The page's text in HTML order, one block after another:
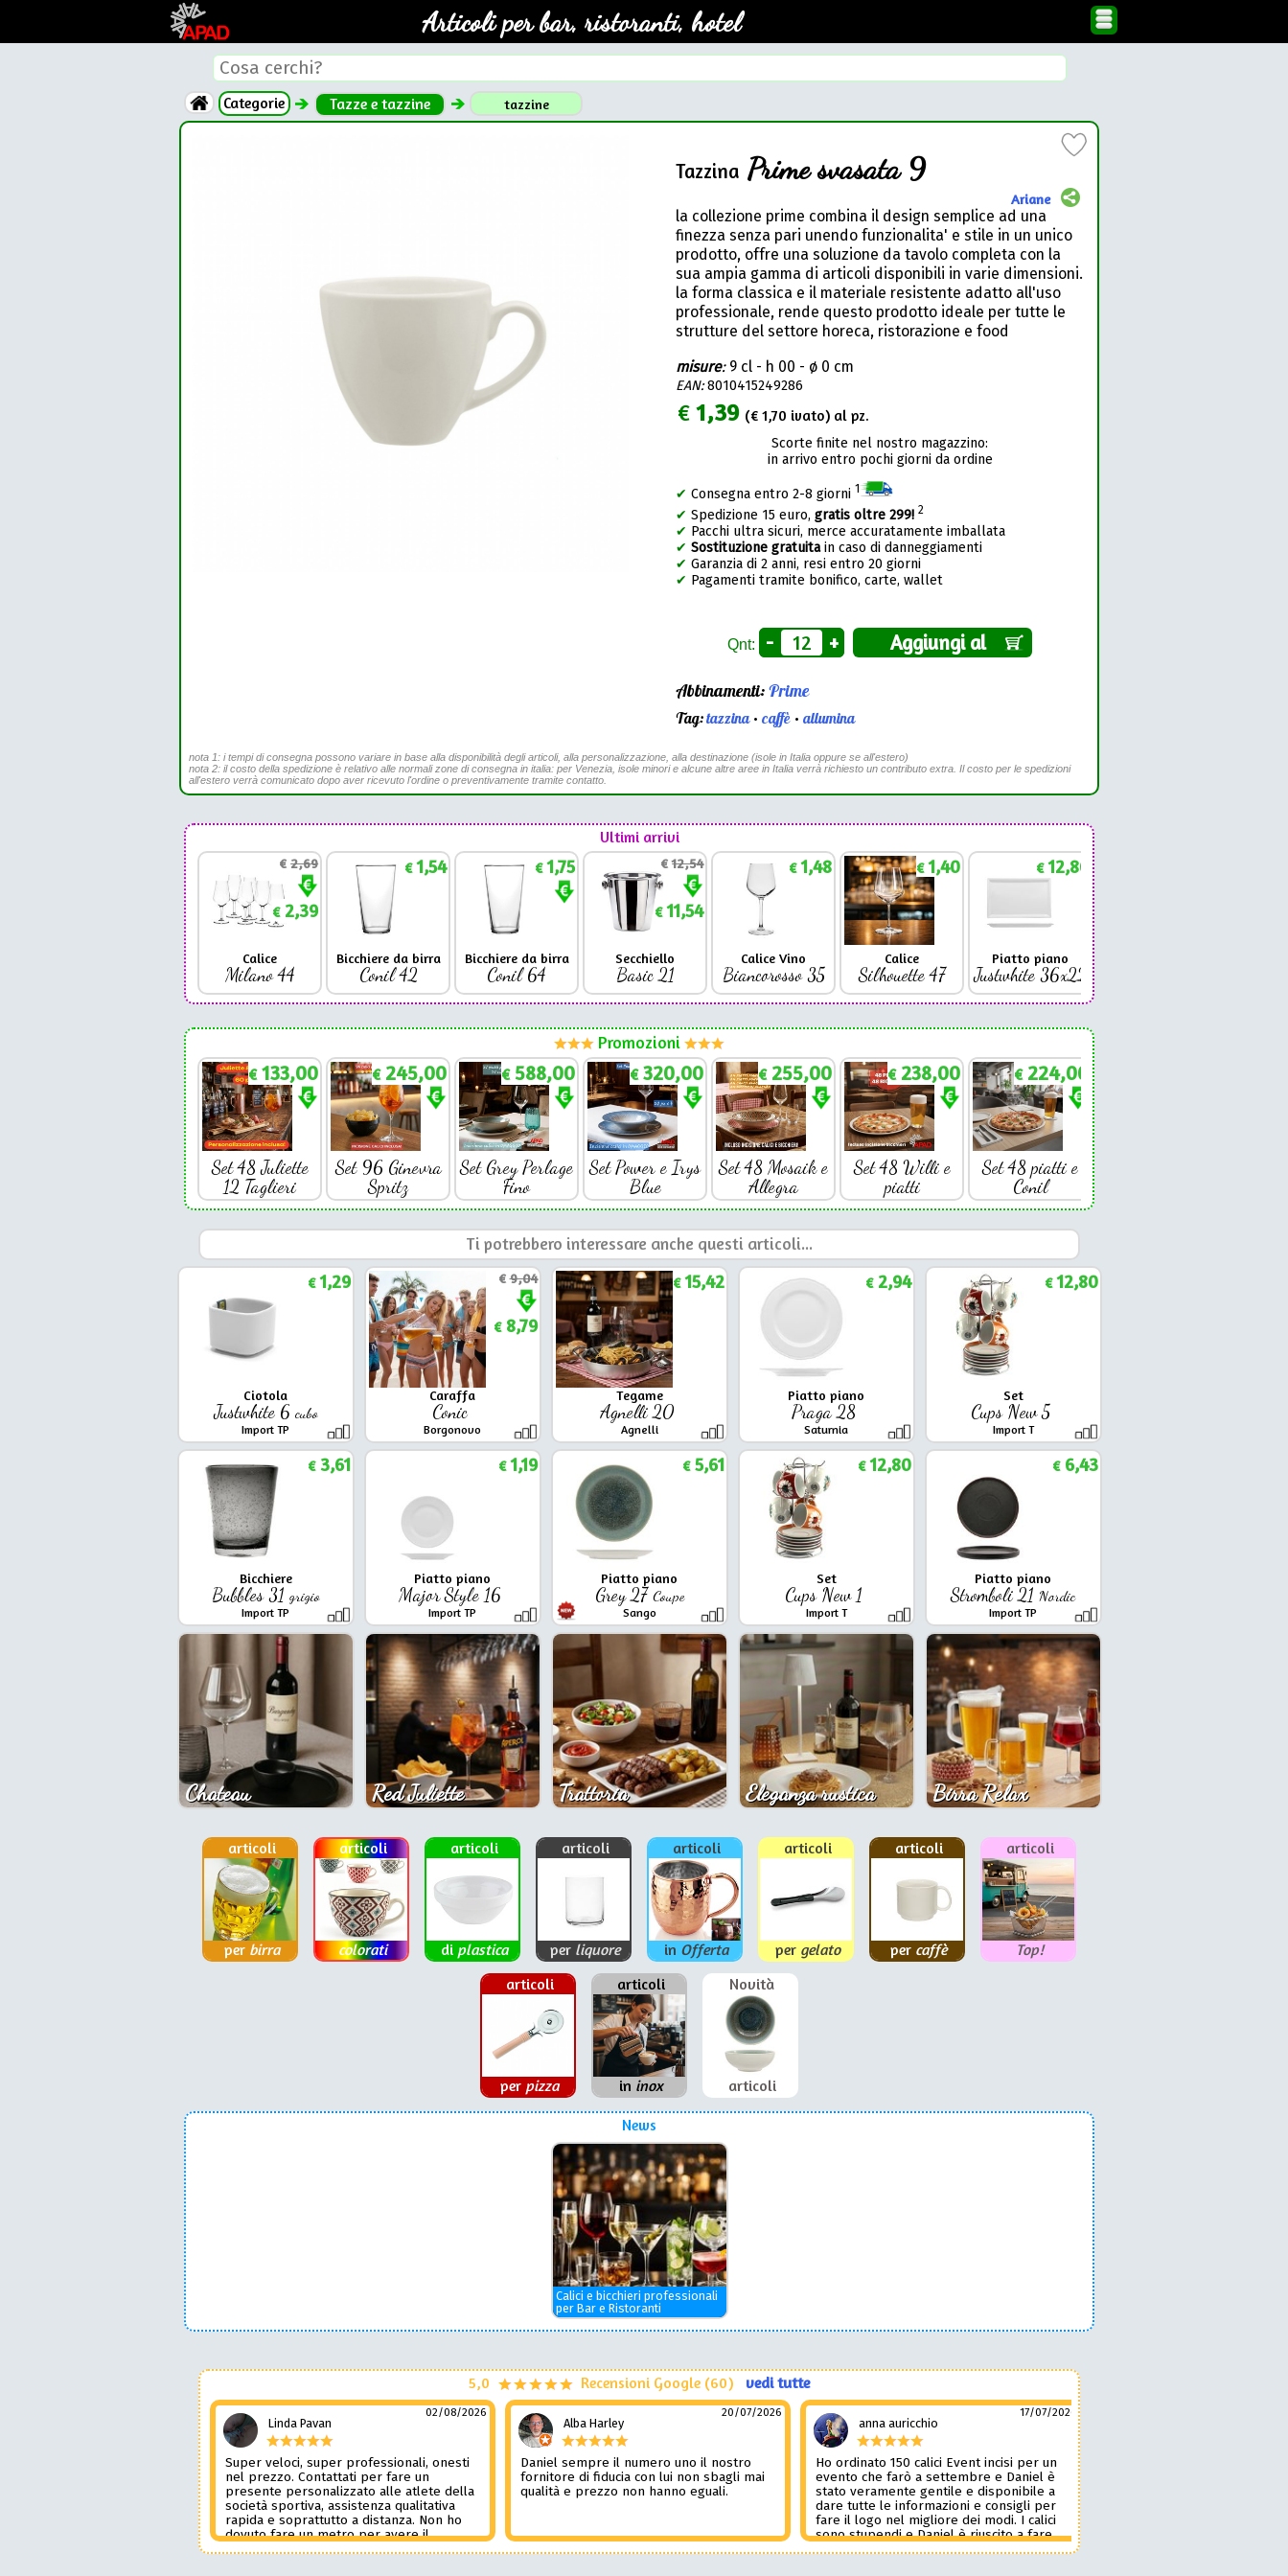
Articoli per bar, ristoranti, hotel
Categorie Tazze e tazzine tazzine
TazzinaPrime svasata 9
Ariane
la collezione prime combina il design semplice ad una
finezza senza pari unendo funzionalita' e stile in un unico
prodotto, offre una soluzione da tavolo completa con la
sua ampia gamma di articoli disponibili in varie dimensioni.
la forma classica e il materiale resistente adatto all'uso
professionale, rende questo prodotto ideale per tutte le
strutture del settore horeca, ristorazione e food
misure: 9 cl - h 00 - ø 0 cm
EAN:8010415249286
€1,39 (€ 1,70 ivato) al pz.
Scorte finite nel nostro magazzino:
in arrivo entro pochi giorni da ordine
✔ Consegna entro 2-8 giorni 1
✔ Spedizione 15 euro, gratis oltre 299! 2
✔ Pacchi ultra sicuri, merce accuratamente imballata
✔ Sostituzione gratuitain caso di danneggiamenti
✔ Garanzia di 2 anni, resi entro 20 giorni
✔ Pagamenti tramite bonifico, carte, wallet
Qnt: - + Aggiungi al
Abbinamenti:Prime
Tag:tazzina• caffè• allumina
nota 1: i tempi di consegna possono variare in base alla disponibilità degli articoli, alla personalizzazione, alla destinazione (isole in Italia oppure se all'estero)
nota 2: il costo della spedizione è relativo alle normali zone di consegna in italia: per Venezia, isole minori e alcune altre aree in Italia verrà richiesto un contributo extra. Il costo per le spedizioni
all'estero verrà comunicato dopo aver ricevuto l'ordine o preventivamente tramite contatto.
Ultimi arrivi
€2,69
€2,39
Calice
Milano 44
€1,54
Bicchiere da birra
Conil 42
€1,75
Bicchiere da birra
Conil 64
€12,54
€11,54
Secchiello
Basic 21
€1,48
Calice Vino
Biancorosso 35
€1,40
Calice
Silhouette 47
€12,86
Piatto piano
Justwhite 36x22
Promozioni
€133,00
Set 48 Juliette
12 Taglieri
€245,00
Set 96 Ginevra
Spritz
€588,00
Set Grey Perlage
Fino
€320,00
Set Power e Irys
Blue
€255,00
Set 48 Mosaik e
Allegra
€238,00
Set 48 Willi e
piatti
€224,00
Set 48 piatti e
Conil
Ti potrebbero interessare anche questi articoli...
Ciotola
Justwhite 6 cubo
Import TP
€1,29
Caraffa
Conic
Borgonovo
€9,04
€8,79
Tegame
Agnelli 20
Agnelli
€15,42
Piatto piano
Praga 28
Saturnia
€2,94
Set
Cups New 5
Import T
€12,80
Bicchiere
Bubbles 31 grigio
Import TP
€3,61
Piatto piano
Major Style 16
Import TP
€1,19
Piatto piano
Grey 27 Coupe
Sango
€5,61
Set
Cups New 1
Import T
€12,80
Piatto piano
Stromboli 21 Nordic
Import TP
€6,43
Chateau Red Juliette Trattoria Eleganza rustica Birra Relax
articoli
per birra
articoli
colorati
articoli
di plastica
articoli
per liquore
articoli
in Offerta
articoli
per gelato
articoli
per caffè
articoli
Top!
articoli
per pizza
articoli
in inox
Novità
articoli
News
Calici e bicchieri professionali
per Bar e Ristoranti
5,0 Recensioni Google (60) vedi tutte
Linda Pavan
02/08/2026
Super veloci, super professionali, onesti
nel prezzo. Contattati per fare un
presente personalizzato alle atlete della
società sportiva, assistenza qualitativa
rapida e soprattutto a distanza. Non ho
dovuto fare un metro per avere il
prodotto desiderato. Una assistenza del
Alba Harley
20/07/2026
Daniel sempre il numero uno il nostro
fornitore di fiducia con lui non sbagli mai
qualità e prezzo non hanno eguali.
anna auricchio
17/07/2026
Ho ordinato 150 calici Event incisi per un
evento che farò a settembre e Daniel è
stato veramente gentile e disponibile a
dare tutte le informazioni e consigli per
fare il logo nel migliore dei modi. I calici
sono stupendi e Daniel è riuscito a fare
tutto in pochissimi giorni accontentandomi.